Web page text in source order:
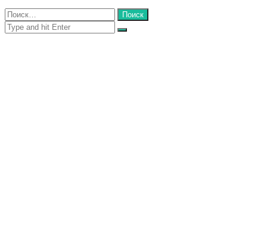
Close
Найти:
Close
Search